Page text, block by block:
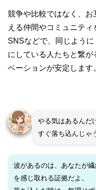
競争や比較ではなく、
える仲間やコミュニティ
SNSなどで、同じよう
にしている人たちと繋
ベーションが安定します
やる気はあるんだ
すぐ落ち込んじゃ
波があるのは、あなたが
を感じ取れる証拠だよ。